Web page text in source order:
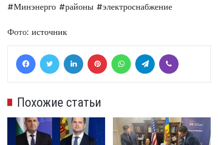
#Минэнерго #районы #электроснабжение
Фото: источник
FacebookTwitter LinkedIn Pinterest WhatsAppTelegram
Похожие статьи